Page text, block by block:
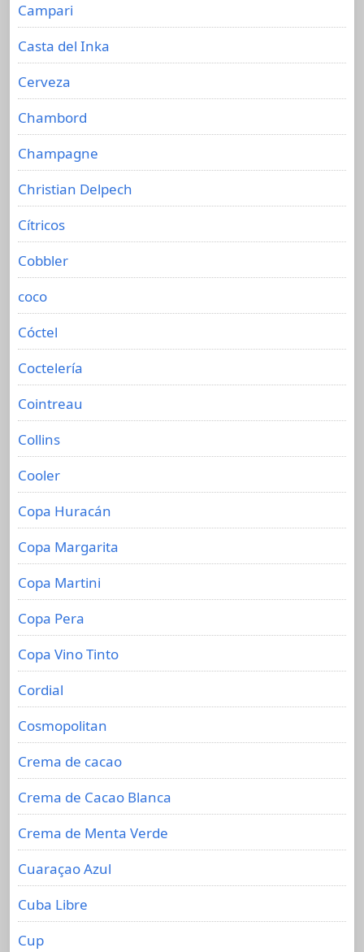
Campari
Casta del Inka
Cerveza
Chambord
Champagne
Christian Delpech
Cítricos
Cobbler
coco
Cóctel
Coctelería
Cointreau
Collins
Cooler
Copa Huracán
Copa Margarita
Copa Martini
Copa Pera
Copa Vino Tinto
Cordial
Cosmopolitan
Crema de cacao
Crema de Cacao Blanca
Crema de Menta Verde
Cuaraçao Azul
Cuba Libre
Cup